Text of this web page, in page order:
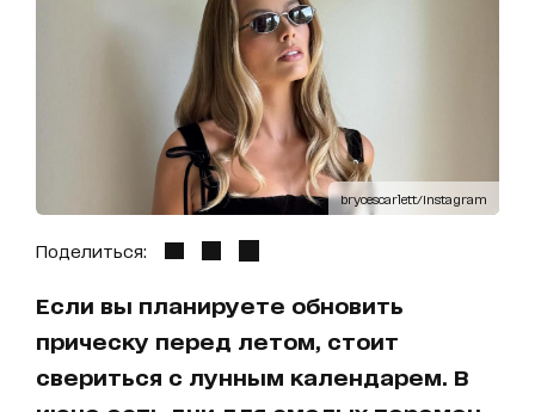
brycescarlett/Instagram
Поделиться:
Если вы планируете обновить
прическу перед летом, стоит
свериться с лунным календарем. В